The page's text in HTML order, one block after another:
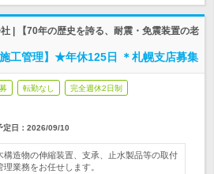
| 【70年の歴史を誇る、耐震・免震装置の老
工管理】★年休125日 ＊札幌支店募集
転勤なし 完全週休2日制
定日： 2026/09/10
構造物の伸縮装置、支承、止水製品等の取付
業務をお任せします。